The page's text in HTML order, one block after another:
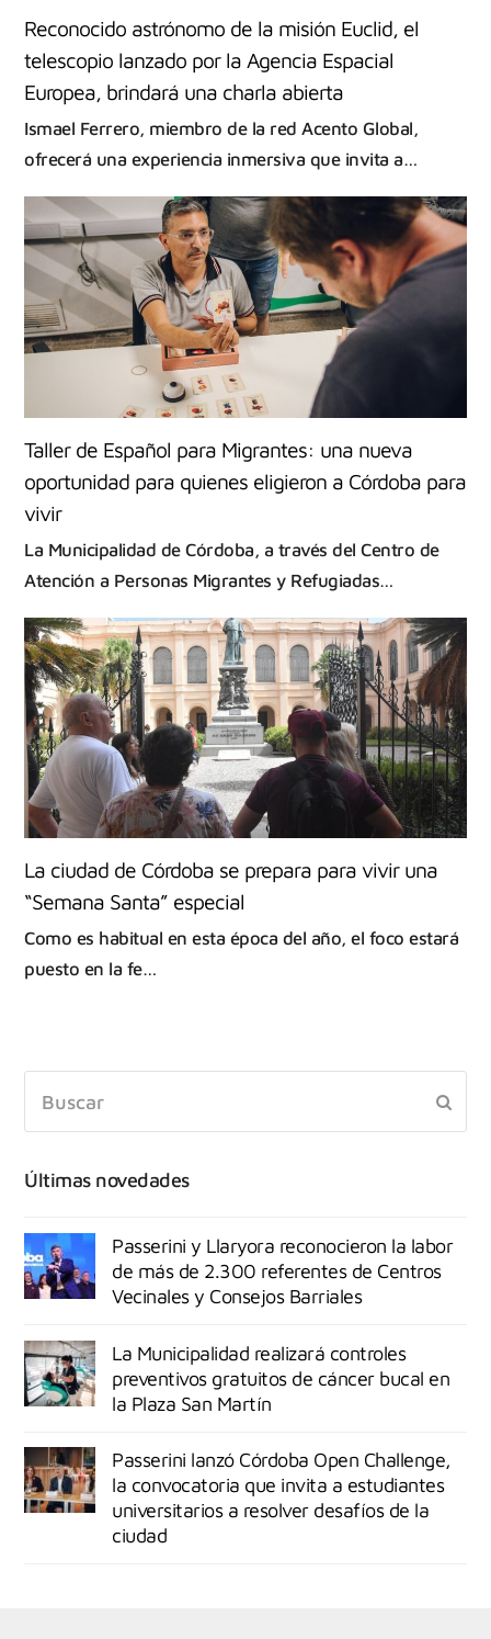
Reconocido astrónomo de la misión Euclid, el
telescopio lanzado por la Agencia Espacial
Europea, brindará una charla abierta
Ismael Ferrero, miembro de la red Acento Global,
ofrecerá una experiencia inmersiva que invita a…
Taller de Español para Migrantes: una nueva
oportunidad para quienes eligieron a Córdoba para
vivir
La Municipalidad de Córdoba, a través del Centro de
Atención a Personas Migrantes y Refugiadas…
La ciudad de Córdoba se prepara para vivir una
“Semana Santa” especial
Como es habitual en esta época del año, el foco estará
puesto en la fe…
Últimas novedades
Passerini y Llaryora reconocieron la labor
de más de 2.300 referentes de Centros
Vecinales y Consejos Barriales
La Municipalidad realizará controles
preventivos gratuitos de cáncer bucal en
la Plaza San Martín
Passerini lanzó Córdoba Open Challenge,
la convocatoria que invita a estudiantes
universitarios a resolver desafíos de la
ciudad